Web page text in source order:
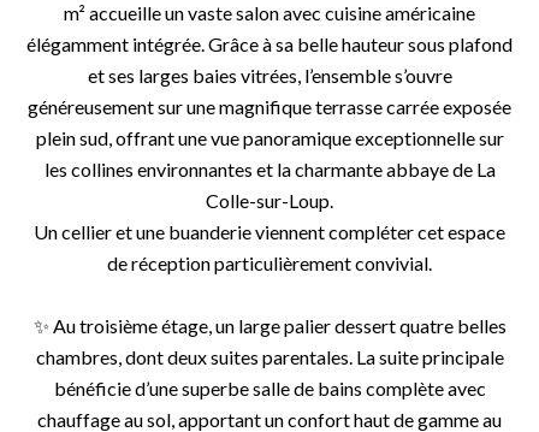
m² accueille un vaste salon avec cuisine américaine
élégamment intégrée. Grâce à sa belle hauteur sous plafond
et ses larges baies vitrées, l’ensemble s’ouvre
généreusement sur une magnifique terrasse carrée exposée
plein sud, offrant une vue panoramique exceptionnelle sur
les collines environnantes et la charmante abbaye de La
Colle-sur-Loup.
Un cellier et une buanderie viennent compléter cet espace
de réception particulièrement convivial.
✨ Au troisième étage, un large palier dessert quatre belles
chambres, dont deux suites parentales. La suite principale
bénéficie d’une superbe salle de bains complète avec
chauffage au sol, apportant un confort haut de gamme au